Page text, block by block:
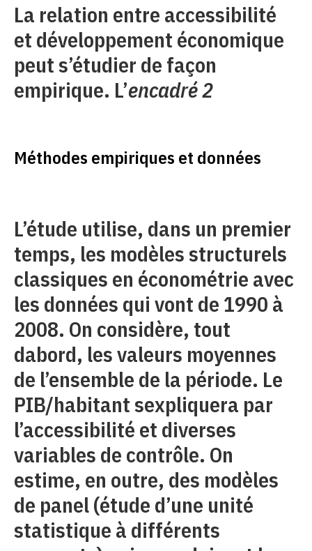
La relation entre accessibilité
et développement économique
peut s’étudier de façon
empirique. L’encadré 2
Méthodes empiriques et données
L’étude utilise, dans un premier
temps, les modèles structurels
classiques en économétrie avec
les données qui vont de 1990 à
2008. On considère, tout
dabord, les valeurs moyennes
de l’ensemble de la période. Le
PIB/habitant sexpliquera par
l’accessibilité et diverses
variables de contrôle. On
estime, en outre, des modèles
de panel (étude d’une unité
statistique à différents